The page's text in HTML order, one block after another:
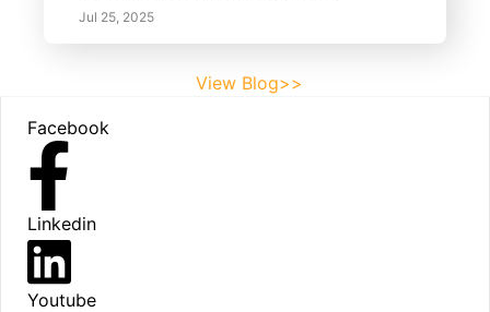
Jul 25, 2025
View Blog>>
Facebook
Linkedin
Youtube